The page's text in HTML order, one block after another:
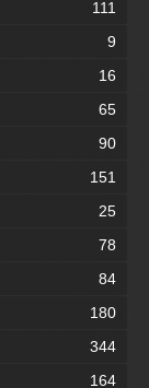
111
9
16
65
90
151
25
78
84
180
344
164